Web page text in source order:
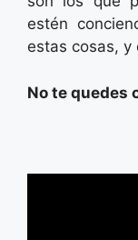
estén
estas cosas, y
No te quedes